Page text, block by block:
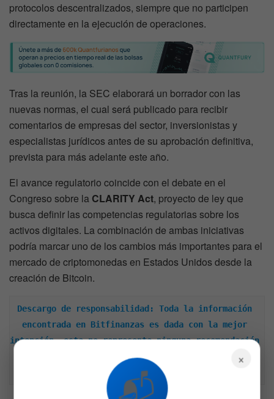
protocolos descentralizados, siempre que no participen
directamente en la ejecución de operaciones.
Tras la reunión, la SEC elaborará un borrador con las
nuevas normas, el cual será publicado para recibir
comentarios de empresas del sector, inversionistas y
especialistas jurídicos antes de su aprobación definitiva,
prevista para más adelante este año.
El avance regulatorio coincide con el debate en el
Congreso sobre la CLARITY Act, proyecto de ley que
busca definir las competencias regulatorias sobre los
activos digitales. La combinación de ambas iniciativas
podría marcar uno de los cambios más importantes para el
mercado de criptomonedas en Estados Unidos desde la
creación de Bitcoin.
Descargo de responsabilidad: Toda la información
encontrada en Bitfinanzas es dada con la mejor
intención, esta no representa ninguna recomendación
de inversión y es solo para fines informativos.
Recuerda hacer siempre tu propia investigación.
×
📬